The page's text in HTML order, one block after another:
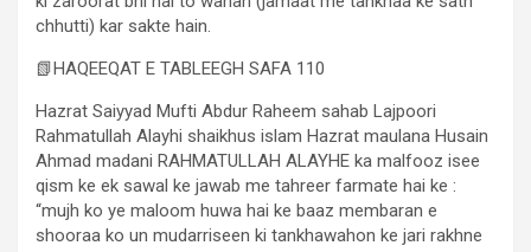
chhutti) kar sakte hain.
📗HAQEEQAT E TABLEEGH SAFA 110
Hazrat Saiyyad Mufti Abdur Raheem sahab Lajpoori
Rahmatullah Alayhi shaikhus islam Hazrat maulana Husain
Ahmad madani RAHMATULLAH ALAYHE ka malfooz isee
qism ke ek sawal ke jawab me tahreer farmate hai ke :
“mujh ko ye maloom huwa hai ke baaz membaran e
shooraa ko un mudarriseen ki tankhawahon ke jari rakhne